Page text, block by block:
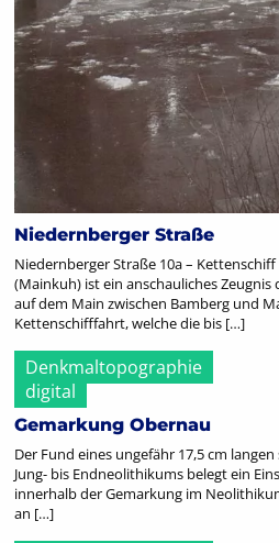
Niedernberger Straße
Niedernberger Straße 10a –
(Mainkuh) ist ein anschauliches Zeugnis
auf dem Main zwischen Bamberg und
Kettenschifffahrt, welche die bis […]
Denkmaltopographie
digital
Gemarkung Obernau
Der Fund eines ungefähr 17,5 cm
Jung- bis Endneolithikums belegt ein
innerhalb der Gemarkung im
an […]